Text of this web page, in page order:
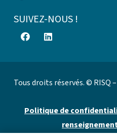
SUIVEZ-NOUS !
Tous droits réservés. © RISQ
Politique de